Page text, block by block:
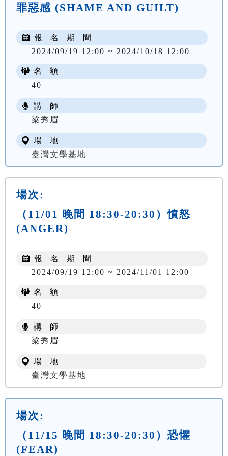
罪惡感 (SHAME AND GUILT)
報 名 期 間
2024/09/19 12:00 ~ 2024/10/18 12:00
名 額
40
講 師
梁秀眉
場 地
臺灣文學基地
場次:
（11/01 晚間 18:30-20:30）憤怒
(ANGER)
報 名 期 間
2024/09/19 12:00 ~ 2024/11/01 12:00
名 額
40
講 師
梁秀眉
場 地
臺灣文學基地
場次:
（11/15 晚間 18:30-20:30）恐懼
(FEAR)